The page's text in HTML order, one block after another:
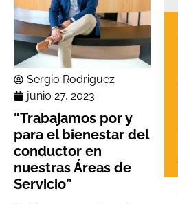
Sergio Rodriguez
junio 27, 2023
“Trabajamos por y
para el bienestar del
conductor en
nuestras Áreas de
Servicio”